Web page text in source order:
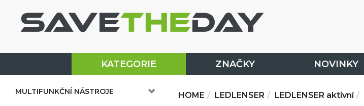
KATEGORIE ZNAČKY NOVINKY
MULTIFUNKČNÍ NÁSTROJE HOME LEDLENSER LEDLENSER aktivní